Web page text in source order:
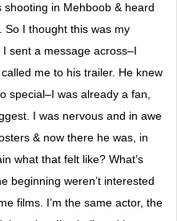
in Mehboob & heard
So I thought this was my
sent a message across–I
me to his trailer. He knew
special–I was already a fan,
I was nervous and in awe
& now there he was, in
what that felt like? What’s
beginning weren’t interested
films. I’m the same actor, the